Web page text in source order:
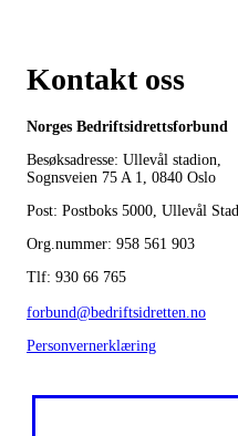
Kontakt oss
Norges Bedriftsidrettsforbund
Besøksadresse: Ullevål stadion,
Sognsveien 75 A 1, 0840 Oslo
Post: Postboks 5000, Ullevål
Org.nummer: 958 561 903
Tlf: 930 66 765
forbund@bedriftsidretten.no
Personvernerklæring